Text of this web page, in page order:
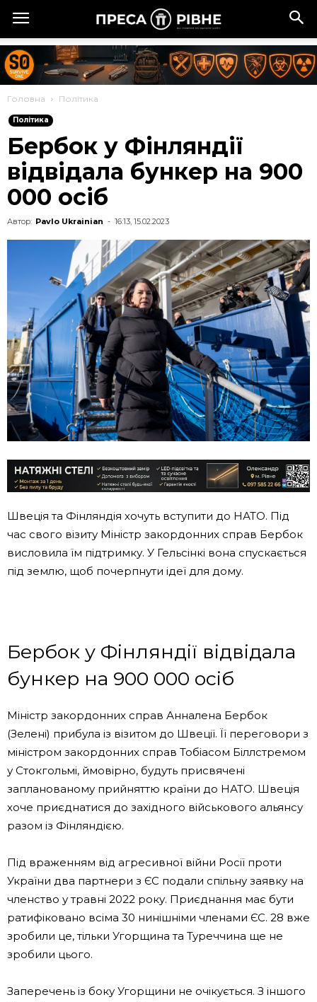
Головна Політика
Політика
Бербок у Фінляндії
відвідала бункер на 900
000 осіб
Автор: Pavlo Ukrainian - 16:13, 15.02.2023
Швеція та Фінляндія хочуть вступити до НАТО. Під
час свого візиту Міністр закордонних справ Бербок
висловила їм підтримку. У Гельсінкі вона спускається
під землю, щоб почерпнути ідеї для дому.
Бербок у Фінляндії відвідала
бункер на 900 000 осіб
Міністр закордонних справ Анналена Бербок
(Зелені) прибула із візитом до Швеції. Її переговори з
міністром закордонних справ Тобіасом Біллстремом
у Стокгольмі, ймовірно, будуть присвячені
запланованому прийняттю країни до НАТО. Швеція
хоче приєднатися до західного військового альянсу
разом із Фінляндією.
Під враженням від агресивної війни Росії проти
України два партнери з ЄС подали спільну заявку на
членство у травні 2022 року. Приєднання має бути
ратифіковано всіма 30 нинішніми членами ЄС. 28 вже
зробили це, тільки Угорщина та Туреччина ще не
зробили цього.
Заперечень із боку Угорщини не очікується. З іншого